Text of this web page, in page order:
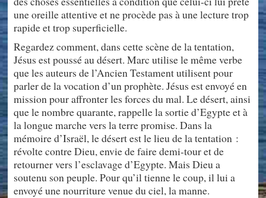
une oreille attentive et ne procède pas à une lecture trop
rapide et trop superficielle.
Regardez comment, dans cette scène de la tentation,
Jésus est poussé au désert. Marc utilise le même verbe
que les auteurs de l’Ancien Testament utilisent pour
parler de la vocation d’un prophète. Jésus est envoyé en
mission pour affronter les forces du mal. Le désert, ainsi
que le nombre quarante, rappelle la sortie d’Egypte et à
la longue marche vers la terre promise. Dans la
mémoire d’Israël, le désert est le lieu de la tentation :
révolte contre Dieu, envie de faire demi-tour et de
retourner vers l’esclavage d’Egypte. Mais Dieu a
soutenu son peuple. Pour qu’il tienne le coup, il lui a
envoyé une nourriture venue du ciel, la manne.